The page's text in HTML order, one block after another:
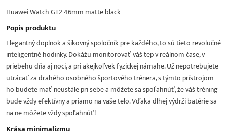
Huawei Watch GT2 46mm matte black
Popis produktu
Elegantný doplnok a šikovný spoločník pre každého, to sú tieto revolučné
inteligentné hodinky. Dokážu monitorovať váš tep v reálnom čase, v
priebehu dňa aj noci, a pri akejkoľvek fyzickej námahe. Už nepotrebujete
utrácať za drahého osobného športového trénera, s týmto prístrojom
ho budete mať neustále pri sebe a môžete sa spoľahnúť, že váš tréning
bude vždy efektívny a priamo na vaše telo. Vďaka dlhej výdrži batérie sa
na ne môžete vždy spoľahnúť!
Krása minimalizmu